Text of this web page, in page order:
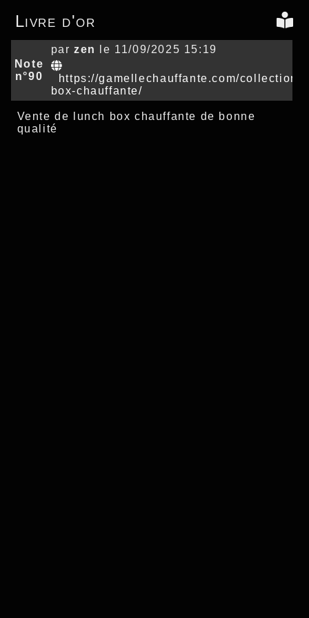
Livre d'or
Note
n°90
par zen le 11/09/2025 15:19
https://gamellechauffante.com/
box-chauffante/
Vente de lunch box chauffante de bonne
qualité